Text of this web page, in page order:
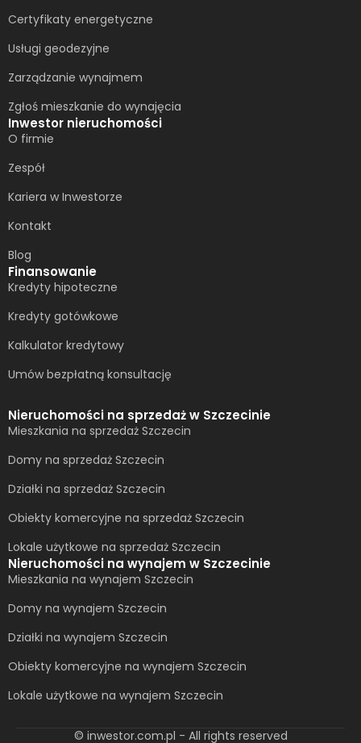
Certyfikaty energetyczne
Usługi geodezyjne
Zarządzanie wynajmem
Zgłoś mieszkanie do wynajęcia
Inwestor nieruchomości
O firmie
Zespół
Kariera w Inwestorze
Kontakt
Blog
Finansowanie
Kredyty hipoteczne
Kredyty gotówkowe
Kalkulator kredytowy
Umów bezpłatną konsultację​
Nieruchomości na sprzedaż w Szczecinie
Mieszkania na sprzedaż Szczecin
Domy na sprzedaż Szczecin
Działki na sprzedaż Szczecin
Obiekty komercyjne na sprzedaż Szczecin
Lokale użytkowe na sprzedaż Szczecin
Nieruchomości na wynajem w Szczecinie
Mieszkania na wynajem Szczecin
Domy na wynajem Szczecin
Działki na wynajem Szczecin
Obiekty komercyjne na wynajem Szczecin
Lokale użytkowe na wynajem Szczecin
© inwestor.com.pl - All rights reserved